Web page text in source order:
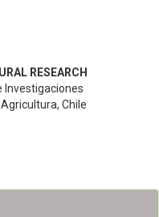
RESEARCH
Investigaciones
Chile